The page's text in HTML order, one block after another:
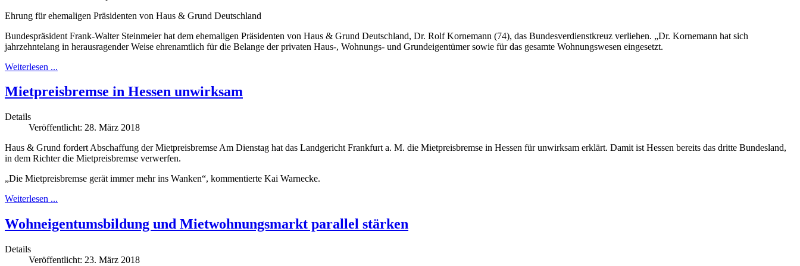
Ehrung für ehemaligen Präsidenten von Haus & Grund Deutschland
Bundespräsident Frank-Walter Steinmeier hat dem ehemaligen Präsidenten von Haus & Grund Deutschland, Dr. Rolf Kornemann (74), das Bundesverdienstkreuz verliehen. „Dr. Kornemann hat sich
jahrzehntelang in herausragender Weise ehrenamtlich für die Belange der privaten Haus-, Wohnungs- und Grundeigentümer sowie für das gesamte Wohnungswesen eingesetzt.
Weiterlesen ...
Mietpreisbremse in Hessen unwirksam
Details
Veröffentlicht: 28. März 2018
Haus & Grund fordert Abschaffung der Mietpreisbremse Am Dienstag hat das Landgericht Frankfurt a. M. die Mietpreisbremse in Hessen für unwirksam erklärt. Damit ist Hessen bereits das dritte Bundesland,
in dem Richter die Mietpreisbremse verwerfen.
„Die Mietpreisbremse gerät immer mehr ins Wanken“, kommentierte Kai Warnecke.
Weiterlesen ...
Wohneigentumsbildung und Mietwohnungsmarkt parallel stärken
Details
Veröffentlicht: 23. März 2018